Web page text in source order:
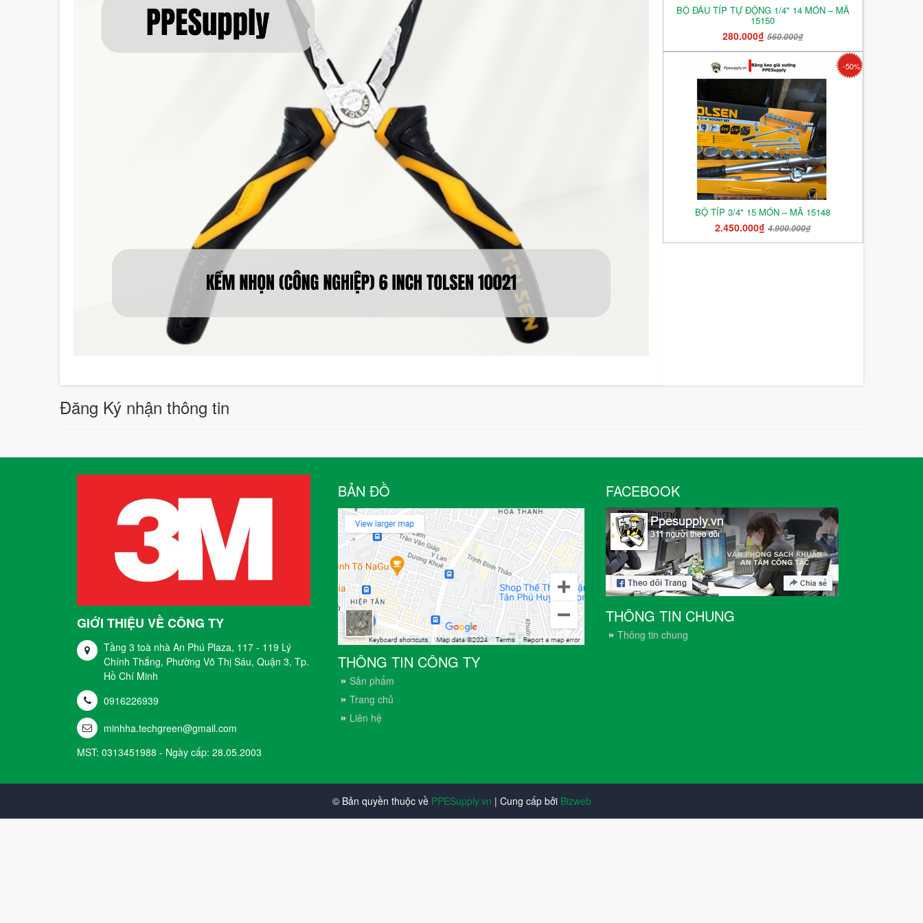
BỘ ĐẦU TÍP TỰ ĐỘNG 1/4" 14 MÓN – MÃ
15150
280.000₫560.000₫
-50%
BỘ TÍP 3/4" 15 MÓN – MÃ 15148
2.450.000₫4.900.000₫
Đăng Ký nhận thông tin
GIỚI THIỆU VỀ CÔNG TY
Tầng 3 toà nhà An Phú Plaza, 117 - 119 Lý
Chính Thắng, Phường Võ Thị Sáu, Quận 3, Tp.
Hồ Chí Minh
0916226939
minhha.techgreen@gmail.com
MST: 0313451988 - Ngày cấp: 28.05.2003
BẢN ĐỒ
THÔNG TIN CÔNG TY
Sản phẩm
Trang chủ
Liên hệ
FACEBOOK
THÔNG TIN CHUNG
Thông tin chung
© Bản quyền thuộc về PPESupply.vn | Cung cấp bởi Bizweb